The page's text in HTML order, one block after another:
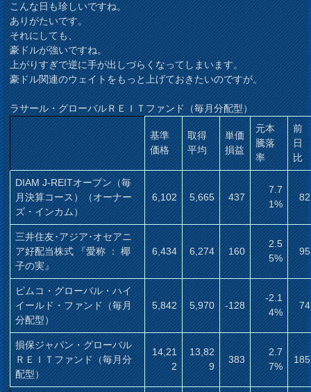
こんな日も珍しいですね。
ありがたいです。
それにしても、
豪ドルが強いですね。
上がりすぎで逆に手が出しづらくなってしまいます。
豪ドル関連のウェイトをもっと上げておきたいのですが。
ラサール・グローバルＲＥＩＴファンド（毎月分配型）
基準
価格
取得
平均
単価
損益
元本
騰落
率
前
日
比
DIAM J-REITオープン（毎
月決算コース）（オーナー
ズ・インカム）
6,102 5,665 437
7.7
1%
82
三井住友･アジア･オセアニ
ア好配当株式 『愛称 ： 椰
子の実』
6,434 6,274 160
2.5
5%
95
ピムコ・グローバル・ハイ
イールド・ファンド（毎月
分配型）
5,842 5,970 -128
-2.1
4%
74
損保ジャパン・グローバル
ＲＥＩＴファンド（毎月分
配型）
14,21
2
13,82
9
383
2.7
7%
185